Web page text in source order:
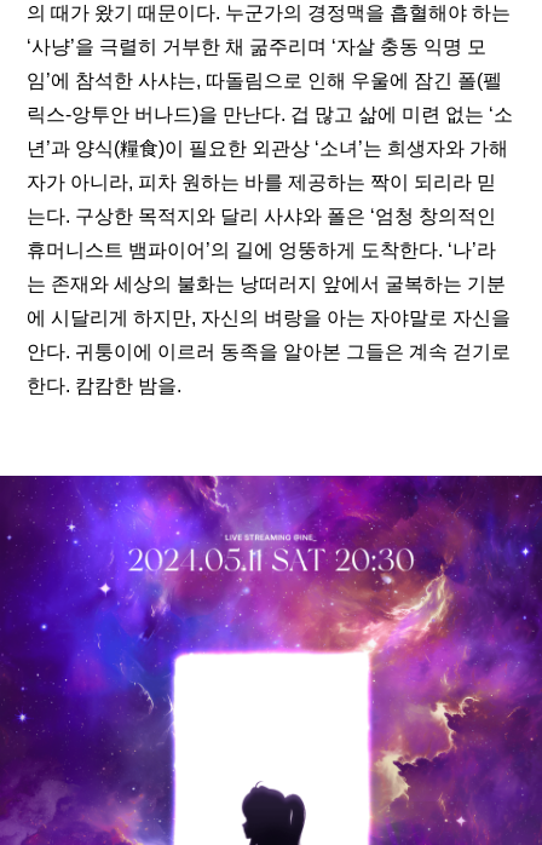
의 때가 왔기 때문이다. 누군가의 경정맥을 흡혈해야 하는
‘사냥’을 극렬히 거부한 채 굶주리며 ‘자살 충동 익명 모
임’에 참석한 사샤는, 따돌림으로 인해 우울에 잠긴 폴(펠
릭스-앙투안 버나드)을 만난다. 겁 많고 삶에 미련 없는 ‘소
년’과 양식(糧食)이 필요한 외관상 ‘소녀’는 희생자와 가해
자가 아니라, 피차 원하는 바를 제공하는 짝이 되리라 믿
는다. 구상한 목적지와 달리 사샤와 폴은 ‘엄청 창의적인
휴머니스트 뱀파이어’의 길에 엉뚱하게 도착한다. ‘나’라
는 존재와 세상의 불화는 낭떠러지 앞에서 굴복하는 기분
에 시달리게 하지만, 자신의 벼랑을 아는 자야말로 자신을
안다. 귀퉁이에 이르러 동족을 알아본 그들은 계속 걷기로
한다. 캄캄한 밤을.